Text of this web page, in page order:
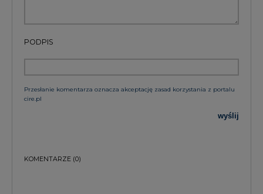
Przesłanie komentarza oznacza akceptację zasad korzystania z portalu